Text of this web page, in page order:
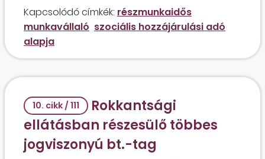
tényleges jövedelem alapján?
Kapcsolódó címkék: részmunkaidős
munkavállaló szociális hozzájárulási adó
alapja
10. cikk / 111
Rokkantsági
ellátásban részesülő többes
jogviszonyú bt.-tag